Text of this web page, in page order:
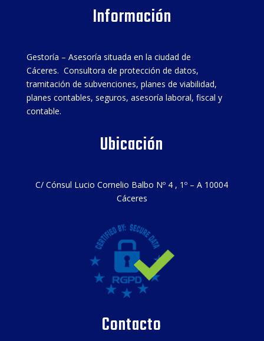
Información
Gestoría – Asesoría situada en la ciudad de
Cáceres. Consultora de protección de datos,
tramitación de subvenciones, planes de viabilidad,
planes contables, seguros, asesoría laboral, fiscal y
contable.
Ubicación
C/ Cónsul Lucio Cornelio Balbo Nº 4 , 1º – A 10004
Cáceres
Contacto